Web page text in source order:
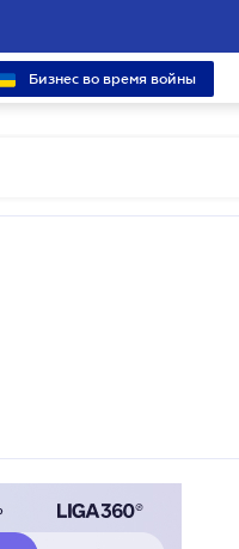
Бизнес во время войны